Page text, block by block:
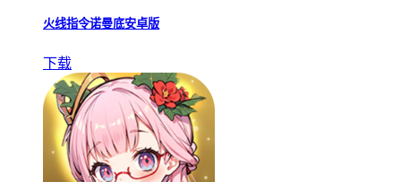
火线指令诺曼底安卓版
下载